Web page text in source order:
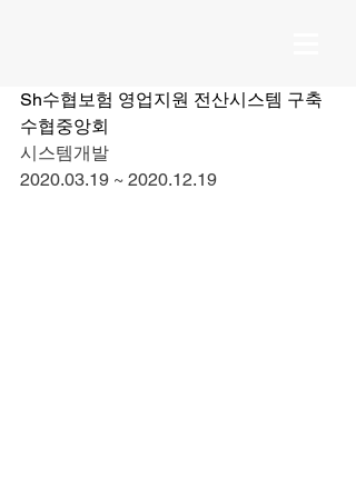
Sh수협보험 영업지원 전산시스템 구축
수협중앙회
시스템개발
2020.03.19 ~ 2020.12.19